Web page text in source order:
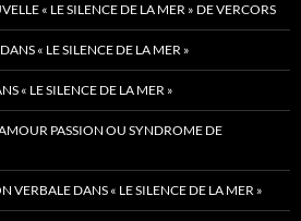
« LE SILENCE DE LA MER » DE VERCORS
« LE SILENCE DE LA MER »
« LE SILENCE DE LA MER »
PASSION OU SYNDROME DE
DANS « LE SILENCE DE LA MER »